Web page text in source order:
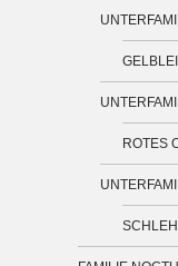
ROTES